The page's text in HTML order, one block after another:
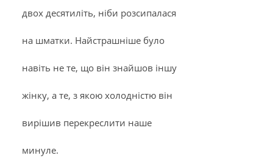
двох десятиліть, ніби розсипалася
на шматки. Найстрашніше було
навіть не те, що він знайшов іншу
жінку, а те, з якою холодністю він
вирішив перекреслити наше
минуле.